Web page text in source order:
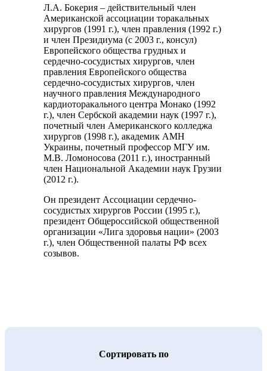
Л.А. Бокерия – действительный член
Американской ассоциации торакальных
хирургов (1991 г.), член правления (1992 г.)
и член Президиума (с 2003 г., консул)
Европейского общества грудных и
сердечно-сосудистых хирургов, член
правления Европейского общества
сердечно-сосудистых хирургов, член
научного правления Международного
кардиоторакального центра Монако (1992
г.), член Сербской академии наук (1997 г.),
почетный член Американского колледжа
хирургов (1998 г.), академик АМН
Украины, почетный профессор МГУ им.
М.В. Ломоносова (2011 г.), иностранный
член Национальной Академии наук Грузии
(2012 г.).
Он президент Ассоциации сердечно-
сосудистых хирургов России (1995 г.),
президент Общероссийской общественной
организации «Лига здоровья нации» (2003
г.), член Общественной палаты РФ всех
созывов.
Cортировать по